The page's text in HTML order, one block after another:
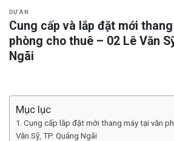
DỰ ÁN
Cung cấp và lắp đặt mới
phòng cho thuê – 02 Lê Văn
Ngãi
Mục lục
Cung cấp lắp đặt mới thang máy tại văn
Văn Sỹ, TP. Quảng Ngãi